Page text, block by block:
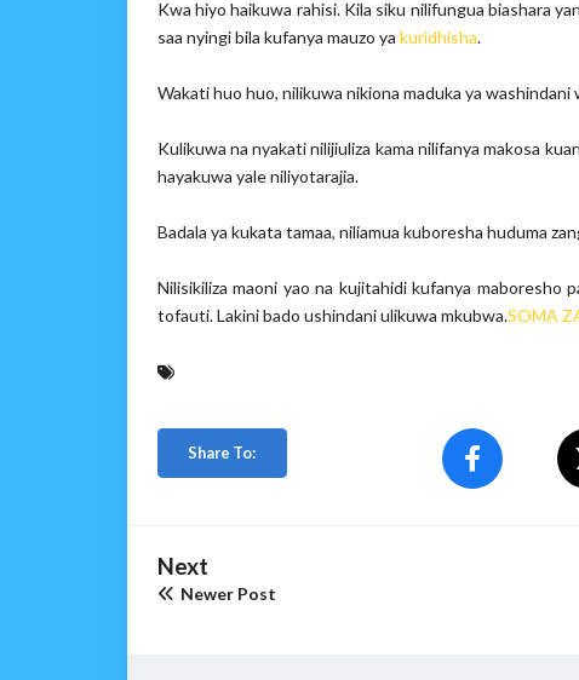
Kwa hiyo haikuwa rahisi. Kila siku nilifungua biashara
saa nyingi bila kufanya mauzo ya kuridhisha.
Wakati huo huo, nilikuwa nikiona maduka ya
Kulikuwa na nyakati nilijiuliza kama nilifanya makosa
hayakuwa yale niliyotarajia.
Badala ya kukata tamaa, niliamua kuboresha huduma
Nilisikiliza maoni yao na kujitahidi kufanya maboresho
tofauti. Lakini bado ushindani ulikuwa mkubwa.SOMA
Share To:
Next
Newer Post